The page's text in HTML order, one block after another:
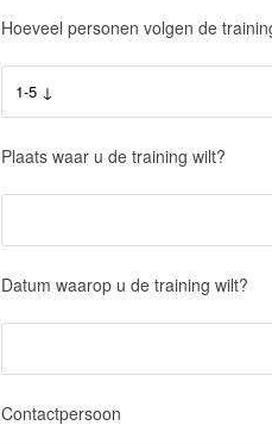
Hoeveel personen volgen de
Plaats waar u de training wilt?
Datum waarop u de training wilt?
Contactpersoon